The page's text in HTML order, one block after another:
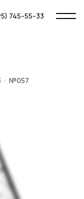
745-55-33
№057